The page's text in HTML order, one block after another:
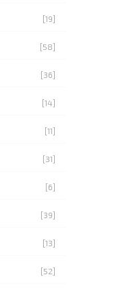
[19]
[58]
[36]
[14]
[11]
[31]
[6]
[39]
[13]
[52]